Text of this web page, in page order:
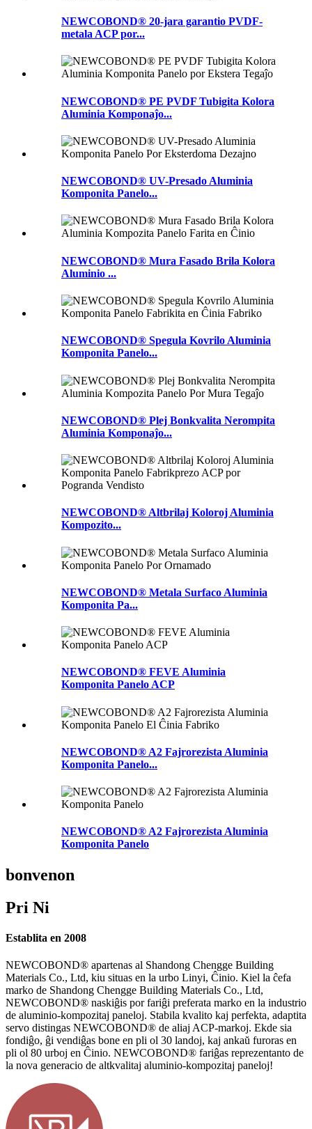
NEWCOBOND® 20-jara garantio PVDF-
metala ACP por...
NEWCOBOND® PE PVDF Tubigita Kolora
Aluminia Komponaĵo...
NEWCOBOND® UV-Presado Aluminia
Komponita Panelo...
NEWCOBOND® Mura Fasado Brila Kolora
Aluminio ...
NEWCOBOND® Spegula Kovrilo Aluminia
Komponita Panelo...
NEWCOBOND® Plej Bonkvalita Nerompita
Aluminia Komponaĵo...
NEWCOBOND® Altbrilaj Koloroj Aluminia
Kompozito...
NEWCOBOND® Metala Surfaco Aluminia
Komponita Pa...
NEWCOBOND® FEVE Aluminia
Komponita Panelo ACP
NEWCOBOND® A2 Fajrorezista Aluminia
Komponita Panelo...
NEWCOBOND® A2 Fajrorezista Aluminia
Komponita Panelo
bonvenon
Pri Ni
Establita en 2008
NEWCOBOND® apartenas al Shandong Chengge Building
Materials Co., Ltd, kiu situas en la urbo Linyi, Ĉinio. Kiel la ĉefa
marko de Shandong Chengge Building Materials Co., Ltd,
NEWCOBOND® naskiĝis por fariĝi preferata marko en la industrio
de aluminio-kompozitaj paneloj. Stabila kvalito kaj perfekta, adaptita
servo distingas NEWCOBOND® de aliaj ACP-markoj. Ekde sia
fondiĝo, ĝi vendiĝas bone en pli ol 30 landoj, kaj ankaŭ furoras en
pli ol 80 urboj en Ĉinio. NEWCOBOND® fariĝas reprezentanto de
la nova generacio de altkvalitaj aluminio-kompozitaj paneloj!